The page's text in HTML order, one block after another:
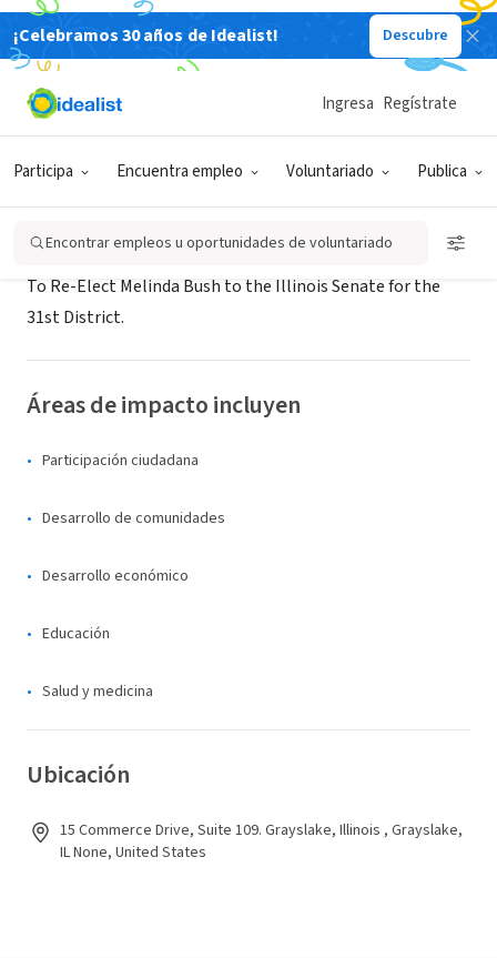
¡Celebramos 30 años de Idealist! Descubre
Participa Encuentra empleo Voluntariado Publica
Ingresa Regístrate
Encontrar empleos u oportunidades de voluntariado
ORGANIZACIÓN SIN FIN DE LUCRO
Melinda Bush for State Senate
To Re-Elect Melinda Bush to the Illinois Senate for the
31st District.
Áreas de impacto incluyen
Participación ciudadana
Desarrollo de comunidades
Desarrollo económico
Educación
Salud y medicina
Ubicación
15 Commerce Drive, Suite 109. Grayslake, Illinois , Grayslake,
IL None, United States